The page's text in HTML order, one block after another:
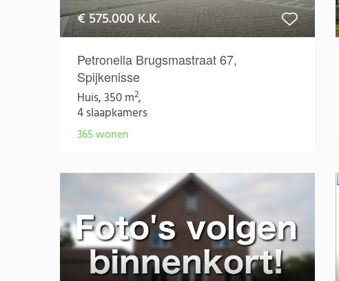
€ 575.000 K.K.
Petronella Brugsmastraat 67,
Spijkenisse
Huis, 350 m2,
4 slaapkamers
365 wonen